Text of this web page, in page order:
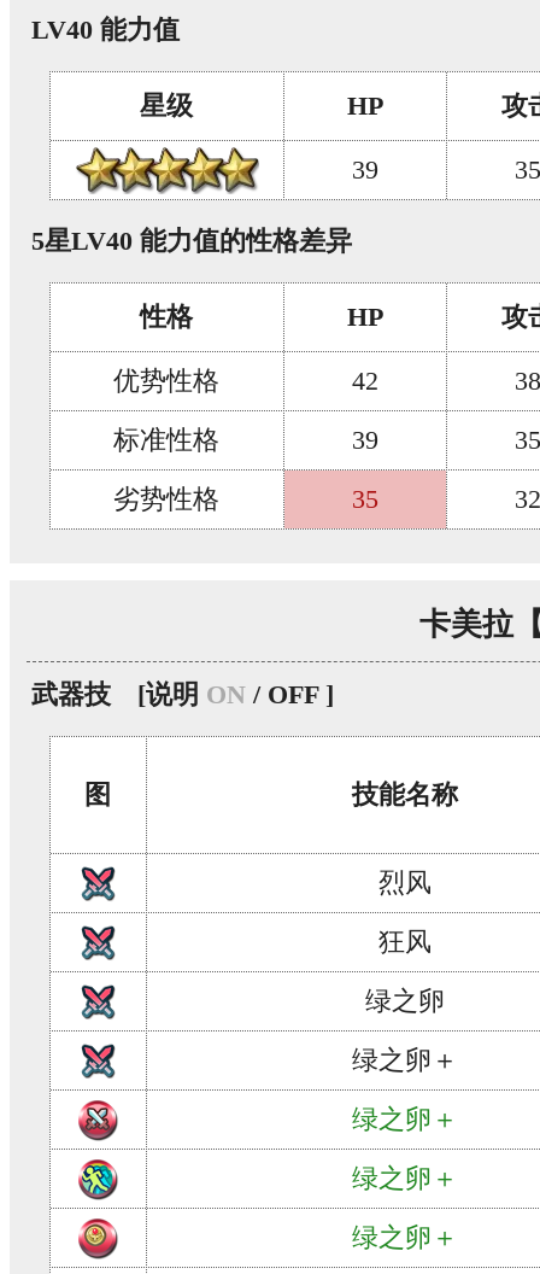
LV40 能力值
星级 HP 攻
39 35
5星LV40 能力值的性格差异
性格 HP 攻
优势性格 42
38
标准性格
39
35
劣势性格
35 32
卡美拉
武器技 [说明 ON / OFF ]
图 技能名称
烈风
狂风
绿之卵
绿之卵＋
绿之卵＋
绿之卵＋
绿之卵＋